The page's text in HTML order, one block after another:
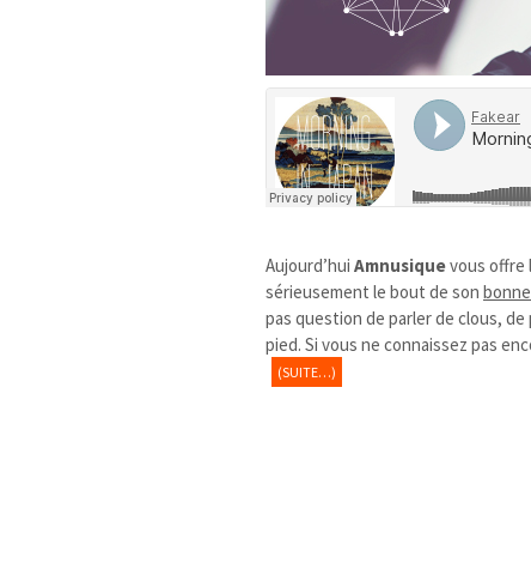
Aujourd’huiAmnusiquevous offre
sérieusement le bout de son
pas question de parler de clous,
pied. Si vous ne connaissez pas
(SUITE…)